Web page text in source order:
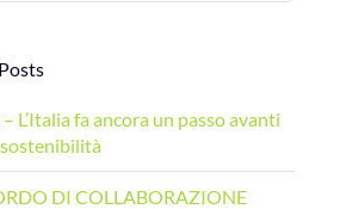
– L’Italia fa ancora un passo avanti
DI COLLABORAZIONE